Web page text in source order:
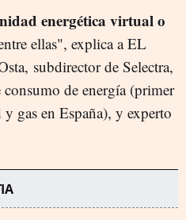
energética virtual o
ellas", explica a EL
subdirector de Selectra,
de energía (primer
gas en España), y experto